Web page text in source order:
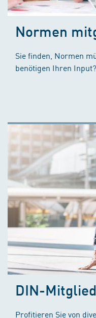
Normen
Sie finden, Normen
benötigen Ihren
DIN-
Profitieren Sie von